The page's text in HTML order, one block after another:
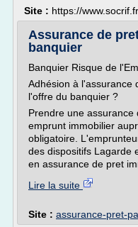
Site : https://www.socrif.fr
Assurance de
banquier
Banquier Risque de
Adhésion à l'assurance
l'offre du banquier ?
Prendre une
emprunt immobilier
obligatoire.
des dispositifs Lagarde
en assurance de pret
Lire la suite
Site : assurance-pret-